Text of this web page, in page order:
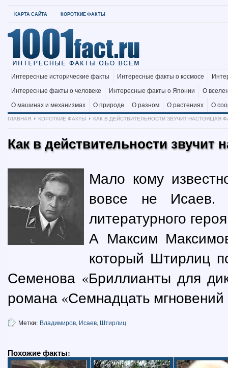
КАРТА САЙТА КОРОТКИЕ ФАКТЫ
Интересные исторические факты Интересные факты о космосе
Интересные факты о человеке
Интересные факты о Японии
О
О машинах и механизмах
О природе О разном О растениях
О
ГЛАВНАЯ
КОРОТКИЕ ФАКТЫ КАК В ДЕЙСТВИТЕЛЬНОСТИ ЗВУЧИТ НАСТОЯЩАЯ
Как в действительности
Мало кому
вовсе не Исаев.
литературного
А Максим
который Штирлиц
Семенова «Бриллианты для
романа «Семнадцать мгновений
Метки: Владимиров, Исаев, Штирлиц
Похожие факты: